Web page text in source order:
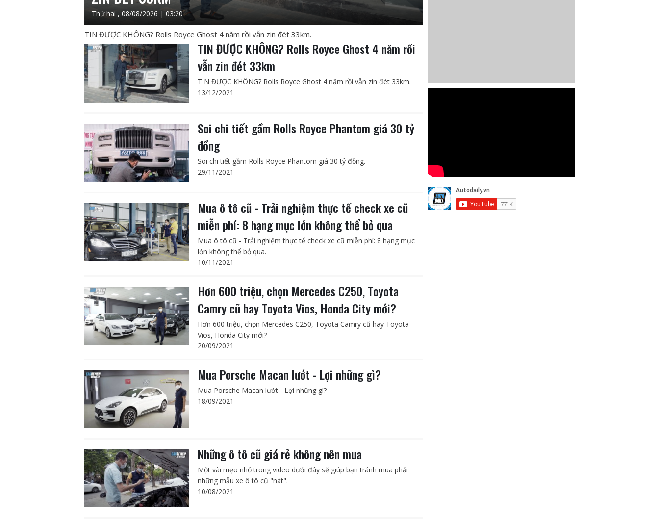
Thứ hai , 08/08/2026 | 03:20
TIN ĐƯỢC KHÔNG? Rolls Royce Ghost 4 năm rồi vẫn zin đét 33km.
TIN ĐƯỢC KHÔNG? Rolls Royce Ghost 4 năm rồi
vẫn zin đét 33km
TIN ĐƯỢC KHÔNG? Rolls Royce Ghost 4 năm rồi vẫn zin đét 33km.
13/12/2021
Soi chi tiết gầm Rolls Royce Phantom giá 30 tỷ
đồng
Soi chi tiết gầm Rolls Royce Phantom giá 30 tỷ đồng.
29/11/2021
Mua ô tô cũ - Trải nghiệm thực tế check xe cũ
miễn phí: 8 hạng mục lớn không thể bỏ qua
Mua ô tô cũ - Trải nghiệm thực tế check xe cũ miễn phí: 8 hạng mục
lớn không thể bỏ qua.
10/11/2021
Hơn 600 triệu, chọn Mercedes C250, Toyota
Camry cũ hay Toyota Vios, Honda City mới?
Hơn 600 triệu, chọn Mercedes C250, Toyota Camry cũ hay Toyota
Vios, Honda City mới?
20/09/2021
Mua Porsche Macan lướt - Lợi những gì?
Mua Porsche Macan lướt - Lợi những gì?
18/09/2021
Những ô tô cũ giá rẻ không nên mua
Một vài mẹo nhỏ trong video dưới đây sẽ giúp bạn tránh mua phải
những mẫu xe ô tô cũ "nát".
10/08/2021